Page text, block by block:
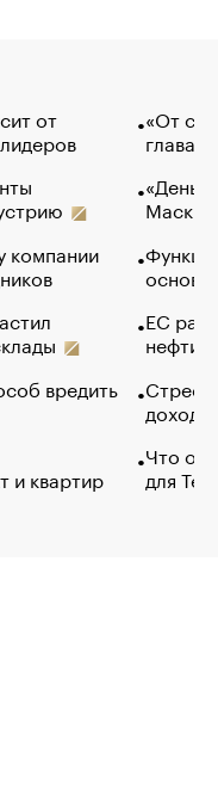
от
компании
вредить
и квартир
«От
глава
Маск в
основ
ЕС
нефти
Что
для